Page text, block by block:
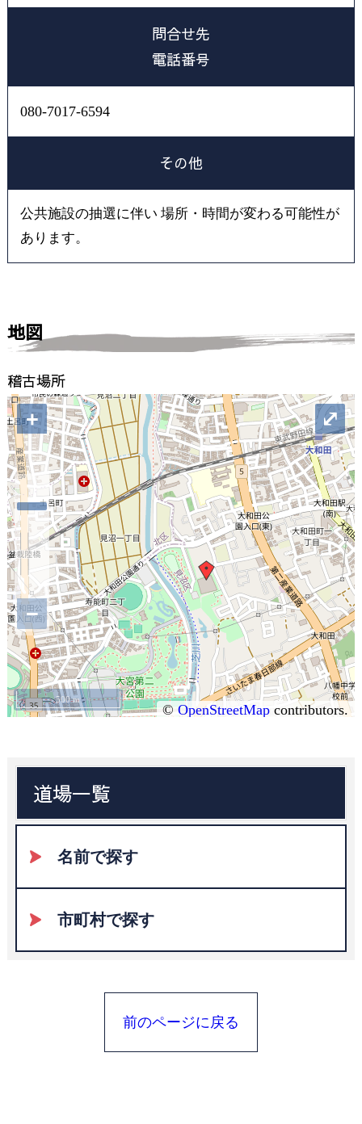
問合せ先
電話番号
080-7017-6594
その他
公共施設の抽選に伴い 場所・時間が変わる可能性が
あります。
地図
稽古場所
+
−
©OpenStreetMap contributors.
500 m
⤢
道場一覧
名前で探す
市町村で探す
前のページに戻る